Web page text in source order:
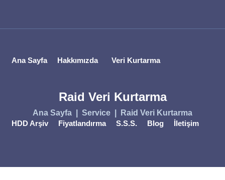
Ana Sayfa Hakkımızda Veri Kurtarma
HDD Arşiv Fiyatlandırma S.S.S. Blog
Raid Veri Kurtarma
Ana Sayfa Service Raid Veri Kurtarma